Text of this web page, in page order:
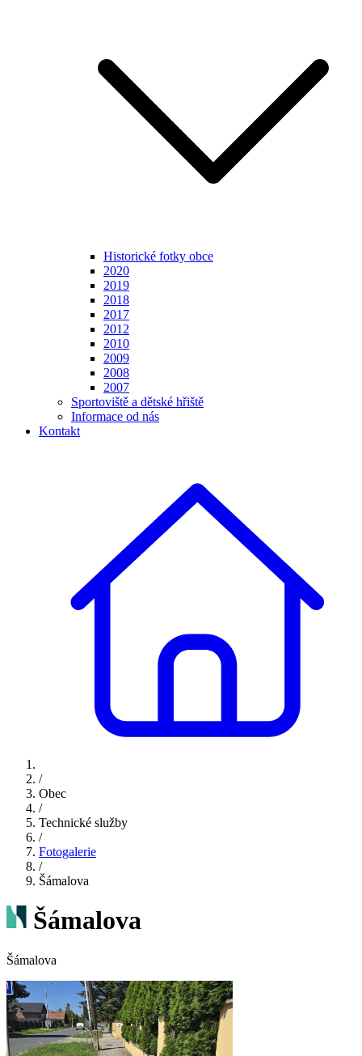
Historické fotky obce
2020
2019
2018
2017
2012
2010
2009
2008
2007
Sportoviště a dětské hřiště
Informace od nás
Kontakt
/
Obec
/
Technické služby
/
Fotogalerie
/
Šámalova
Šámalova
Šámalova